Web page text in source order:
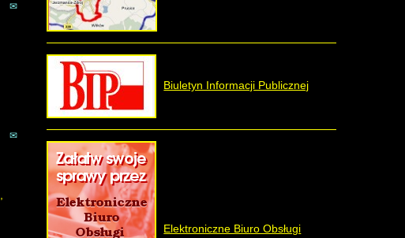
Biuletyn Informacji Publicznej
Elektroniczne Biuro Obsługi